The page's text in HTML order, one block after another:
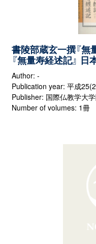
書陵部蔵玄一撰『無
『無量寿経述記』
Author: -
Publication year: 平成
Publisher: 国際仏教学大
Number of volumes: 1冊